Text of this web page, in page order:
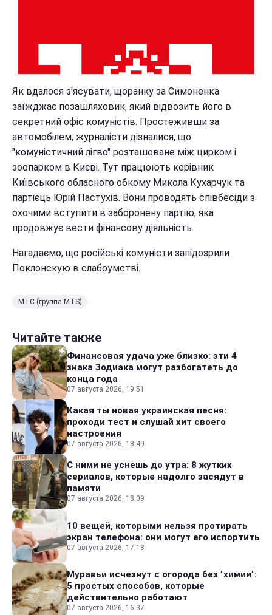
Як вдалося з'ясувати, щоранку за Симоненка
заїжджає позашляховик, який відвозить його в
секретний офіс комуністів. Простеживши за
автомобілем, журналісти дізналися, що
"комуністичний лігво" розташоване між цирком і
зоопарком в Києві. Тут працюють керівник
Київського обласного обкому Микола Кухарчук та
партієць Юрій Пастухів. Вони проводять співбесіди з
охочими вступити в заборонену партію, яка
продовжує вести фінансову діяльність.
Нагадаємо, що російські комуністи запідозрили
Поклонскую в слабоумстві.
МТС (группа MTS)
Читайте также
Финансовая удача уже близко: эти 4
знака Зодиака могут разбогатеть до
конца года
07 августа 2026, 19:51
Какая ты новая украинская песня:
проходи тест и слушай хит своего
настроения
07 августа 2026, 18:49
С ними не уснешь до утра: 8 жутких
сериалов, которые надолго засядут в
памяти
07 августа 2026, 18:09
10 вещей, которыми нельзя протирать
экран телефона: они могут его испортить
07 августа 2026, 17:18
Муравьи исчезнут с огорода без "химии":
5 простых способов, которые
действительно работают
07 августа 2026, 16:37